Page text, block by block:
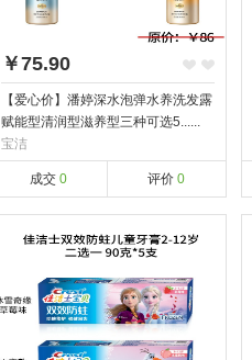
￥75.90
【爱心价】潘婷深水泡弹水养洗发露
赋能型清润型滋养型三种可选5......
宝洁
成交 0 评价0